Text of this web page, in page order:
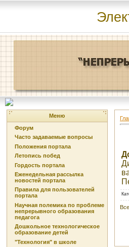
Меню
Форум
Часто задаваемые вопросы
Положения портала
Летопись побед
Гордость портала
Еженедельная рассылка
новостей портала
Правила для пользователей
портала
Научная полемика по проблеме
непрерывного образования
педагога
Дошкольное технологическое
образование детей
"Технология" в школе